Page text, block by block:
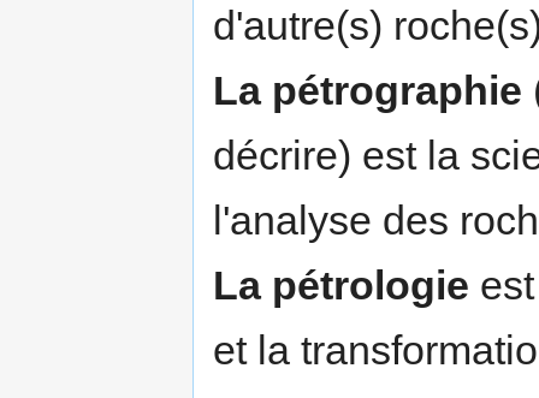
d'autre(s)
La pétrographie
décrire) est la
l'analyse des
La pétrologie
et la